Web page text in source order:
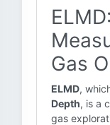
Gas
ELMD,
Depth, is a
gas